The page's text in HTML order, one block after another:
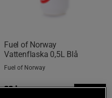
Fuel of Norway
Vattenflaska 0,5L Blå
Fuel of Norway
69 kr